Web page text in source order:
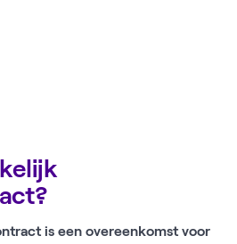
is een overeenkomst voor